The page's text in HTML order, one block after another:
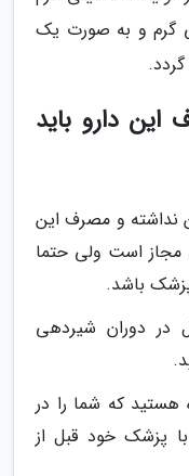
با دوز روزانه 75 میلی گرم و به صورت یک
این دارو باید
نداشته و مصرف این
مجاز است ولی حتما
باشد.
در دوران شیردهی
هستید که شما را در
پزشک خود قبل از